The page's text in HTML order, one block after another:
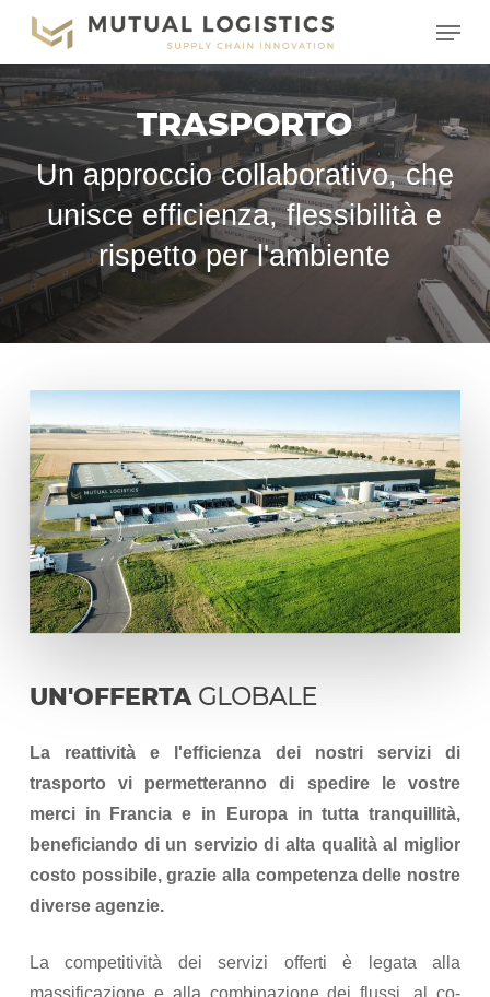
contenuto
principale
Menu
TRASPORTO
Un approccio collaborativo, che
unisce efficienza, flessibilità e
rispetto per l'ambiente
UN'OFFERTAGLOBALE
La reattività e l'efficienza dei nostri servizi di
trasporto vi permetteranno di spedire le vostre
merci in Francia e in Europa in tutta tranquillità,
beneficiando di un servizio di alta qualità al miglior
costo possibile, grazie alla competenza delle nostre
diverse agenzie.
La competitività dei servizi offerti è legata alla
massificazione e alla combinazione dei flussi, al co-